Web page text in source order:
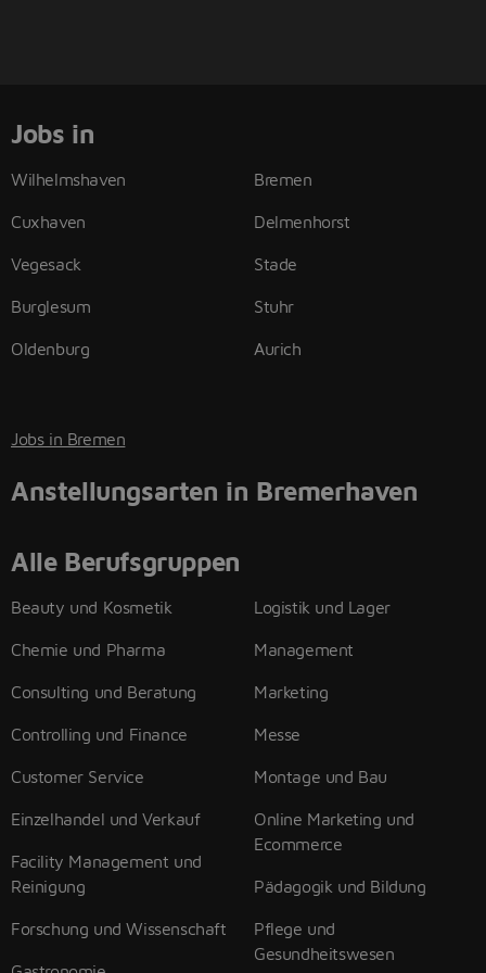
Jobs in
Wilhelmshaven
Cuxhaven
Vegesack
Burglesum
Oldenburg
Bremen
Delmenhorst
Stade
Stuhr
Aurich
Jobs in Bremen
Anstellungsarten in Bremerhaven
Alle Berufsgruppen
Beauty und Kosmetik
Chemie und Pharma
Consulting und Beratung
Controlling und Finance
Customer Service
Einzelhandel und Verkauf
Facility Management und
Reinigung
Forschung und Wissenschaft
Logistik und Lager
Management
Marketing
Messe
Montage und Bau
Online Marketing und
Ecommerce
Pädagogik und Bildung
Pflege und
Gesundheitswesen